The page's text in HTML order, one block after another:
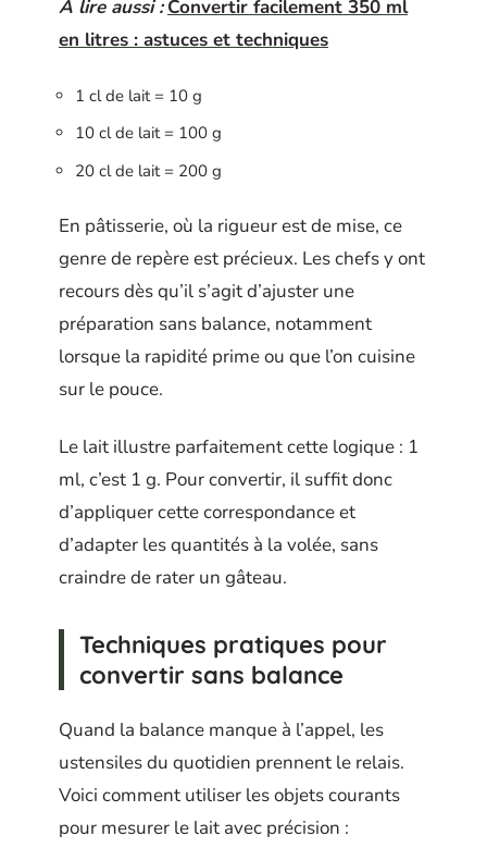
A lire aussi : Convertir facilement 350 ml
en litres : astuces et techniques
1 cl de lait = 10 g
10 cl de lait = 100 g
20 cl de lait = 200 g
En pâtisserie, où la rigueur est de mise, ce
genre de repère est précieux. Les chefs y ont
recours dès qu’il s’agit d’ajuster une
préparation sans balance, notamment
lorsque la rapidité prime ou que l’on cuisine
sur le pouce.
Le lait illustre parfaitement cette logique : 1
ml, c’est 1 g. Pour convertir, il suffit donc
d’appliquer cette correspondance et
d’adapter les quantités à la volée, sans
craindre de rater un gâteau.
Techniques pratiques pour
convertir sans balance
Quand la balance manque à l’appel, les
ustensiles du quotidien prennent le relais.
Voici comment utiliser les objets courants
pour mesurer le lait avec précision :